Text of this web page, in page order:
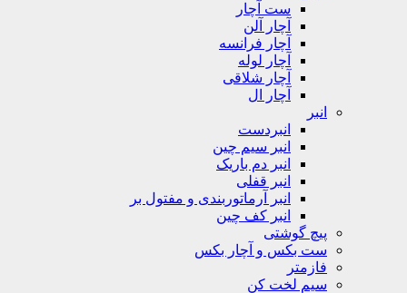
ست آچار
آچار آلن
آچار فرانسه
آچار لوله
آچار شلاقی
آچار ال
انبر
انبردست
انبر سیم چین
انبر دم باریک
انبر قفلی
انبر آرماتوربندی و مفتول بر
انبر کف چین
پیچ گوشتی
ست بکس و آچار بکس
فازمتر
سیم لخت کن